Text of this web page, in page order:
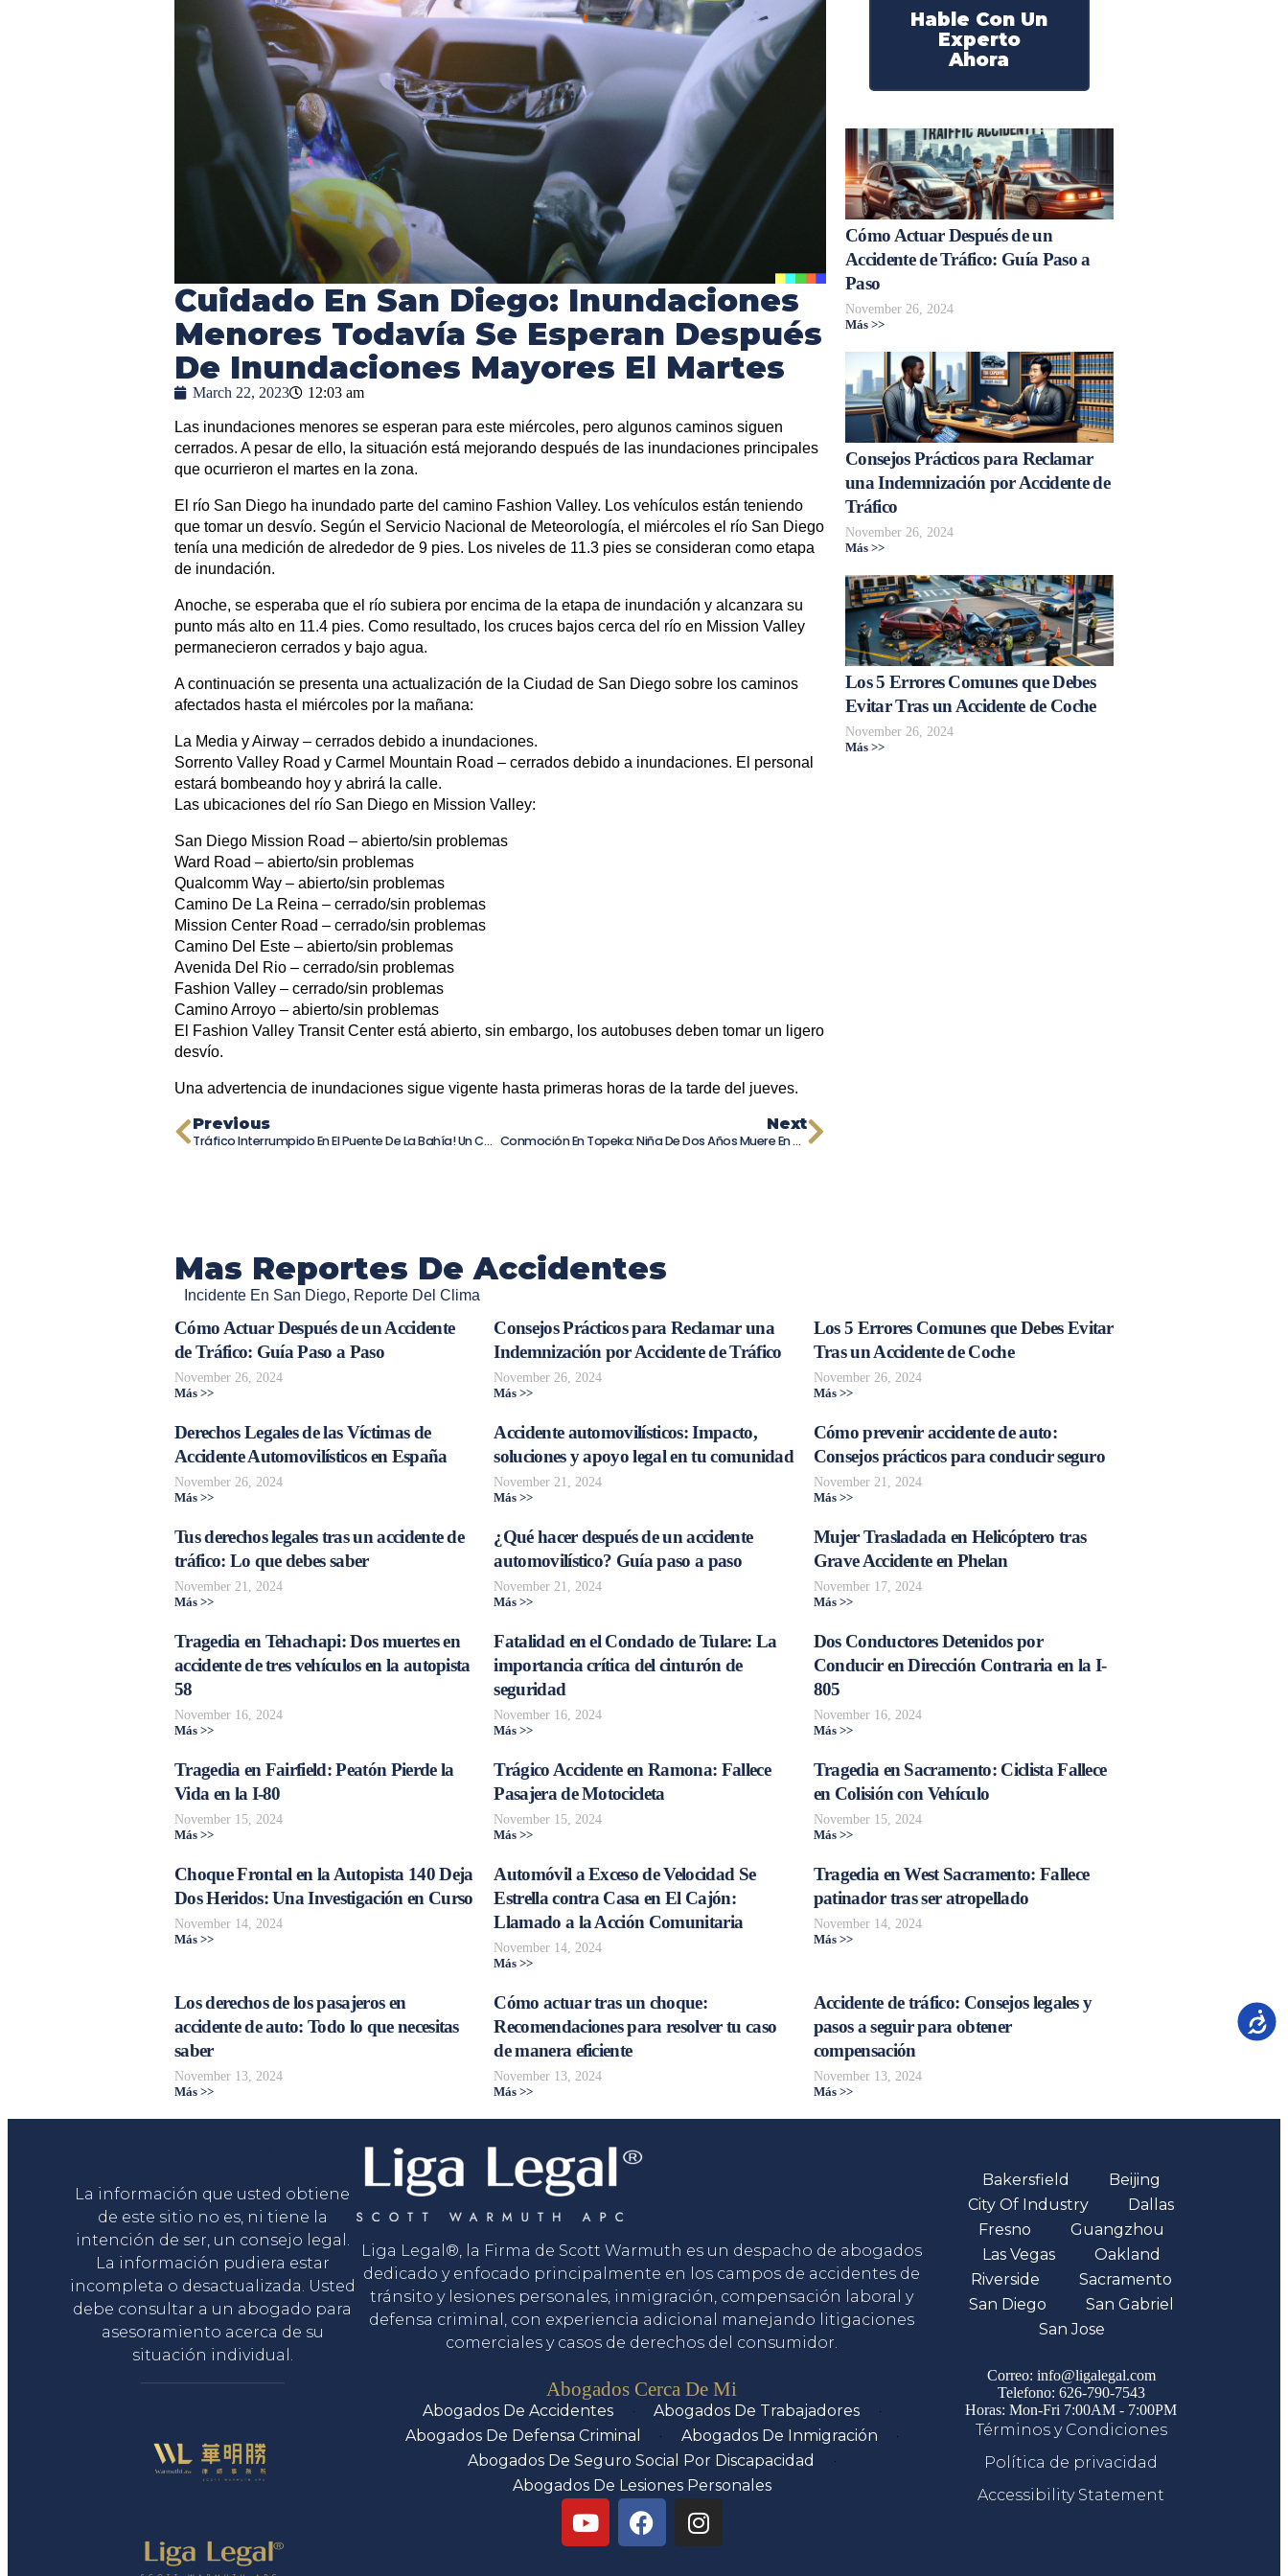
Cuidado En San Diego: Inundaciones
Menores Todavía Se Esperan Después
De Inundaciones Mayores El Martes
March 22, 2023 12:03 am
Las inundaciones menores se esperan para este miércoles, pero algunos caminos siguen
cerrados. A pesar de ello, la situación está mejorando después de las inundaciones principales
que ocurrieron el martes en la zona.
El río San Diego ha inundado parte del camino Fashion Valley. Los vehículos están teniendo
que tomar un desvío. Según el Servicio Nacional de Meteorología, el miércoles el río San Diego
tenía una medición de alrededor de 9 pies. Los niveles de 11.3 pies se consideran como etapa
de inundación.
Anoche, se esperaba que el río subiera por encima de la etapa de inundación y alcanzara su
punto más alto en 11.4 pies. Como resultado, los cruces bajos cerca del río en Mission Valley
permanecieron cerrados y bajo agua.
A continuación se presenta una actualización de la Ciudad de San Diego sobre los caminos
afectados hasta el miércoles por la mañana:
La Media y Airway – cerrados debido a inundaciones.
Sorrento Valley Road y Carmel Mountain Road – cerrados debido a inundaciones. El personal
estará bombeando hoy y abrirá la calle.
Las ubicaciones del río San Diego en Mission Valley:
San Diego Mission Road – abierto/sin problemas
Ward Road – abierto/sin problemas
Qualcomm Way – abierto/sin problemas
Camino De La Reina – cerrado/sin problemas
Mission Center Road – cerrado/sin problemas
Camino Del Este – abierto/sin problemas
Avenida Del Rio – cerrado/sin problemas
Fashion Valley – cerrado/sin problemas
Camino Arroyo – abierto/sin problemas
El Fashion Valley Transit Center está abierto, sin embargo, los autobuses deben tomar un ligero
desvío.
Una advertencia de inundaciones sigue vigente hasta primeras horas de la tarde del jueves.
Previous
Tráfico Interrumpido En El Puente De La Bahía! Un Camión Vuelca Debido A Fuertes Vientos
Next
Conmoción En Topeka: Niña De Dos Años Muere En Accidente De Tráfico
Hable Con Un
Experto
Ahora
Cómo Actuar Después de un
Accidente de Tráfico: Guía Paso a
Paso
November 26, 2024
Más >>
Consejos Prácticos para Reclamar
una Indemnización por Accidente de
Tráfico
November 26, 2024
Más >>
Los 5 Errores Comunes que Debes
Evitar Tras un Accidente de Coche
November 26, 2024
Más >>
Mas Reportes De Accidentes
Incidente En San Diego, Reporte Del Clima
Cómo Actuar Después de un Accidente
de Tráfico: Guía Paso a Paso
November 26, 2024
Más >>
Consejos Prácticos para Reclamar una
Indemnización por Accidente de Tráfico
November 26, 2024
Más >>
Los 5 Errores Comunes que Debes Evitar
Tras un Accidente de Coche
November 26, 2024
Más >>
Derechos Legales de las Víctimas de
Accidente Automovilísticos en España
November 26, 2024
Más >>
Accidente automovilísticos: Impacto,
soluciones y apoyo legal en tu comunidad
November 21, 2024
Más >>
Cómo prevenir accidente de auto:
Consejos prácticos para conducir seguro
November 21, 2024
Más >>
Tus derechos legales tras un accidente de
tráfico: Lo que debes saber
November 21, 2024
Más >>
¿Qué hacer después de un accidente
automovilístico? Guía paso a paso
November 21, 2024
Más >>
Mujer Trasladada en Helicóptero tras
Grave Accidente en Phelan
November 17, 2024
Más >>
Tragedia en Tehachapi: Dos muertes en
accidente de tres vehículos en la autopista
58
November 16, 2024
Más >>
Fatalidad en el Condado de Tulare: La
importancia crítica del cinturón de
seguridad
November 16, 2024
Más >>
Dos Conductores Detenidos por
Conducir en Dirección Contraria en la I-
805
November 16, 2024
Más >>
Tragedia en Fairfield: Peatón Pierde la
Vida en la I-80
November 15, 2024
Más >>
Trágico Accidente en Ramona: Fallece
Pasajera de Motocicleta
November 15, 2024
Más >>
Tragedia en Sacramento: Ciclista Fallece
en Colisión con Vehículo
November 15, 2024
Más >>
Choque Frontal en la Autopista 140 Deja
Dos Heridos: Una Investigación en Curso
November 14, 2024
Más >>
Automóvil a Exceso de Velocidad Se
Estrella contra Casa en El Cajón:
Llamado a la Acción Comunitaria
November 14, 2024
Más >>
Tragedia en West Sacramento: Fallece
patinador tras ser atropellado
November 14, 2024
Más >>
Los derechos de los pasajeros en
accidente de auto: Todo lo que necesitas
saber
November 13, 2024
Más >>
Cómo actuar tras un choque:
Recomendaciones para resolver tu caso
de manera eficiente
November 13, 2024
Más >>
Accidente de tráfico: Consejos legales y
pasos a seguir para obtener
compensación
November 13, 2024
Más >>
La información que usted obtiene
de este sitio no es, ni tiene la
intención de ser, un consejo legal.
La información pudiera estar
incompleta o desactualizada. Usted
debe consultar a un abogado para
asesoramiento acerca de su
situación individual.
Liga Legal®, la Firma de Scott Warmuth es un despacho de abogados
dedicado y enfocado principalmente en los campos de accidentes de
tránsito y lesiones personales, inmigración, compensación laboral y
defensa criminal, con experiencia adicional manejando litigaciones
comerciales y casos de derechos del consumidor.
Abogados Cerca De Mi
Abogados De Accidentes
Abogados De Trabajadores
Abogados De Defensa Criminal
Abogados De Inmigración
Abogados De Seguro Social Por Discapacidad
Abogados De Lesiones Personales
Bakersfield
Beijing
City Of Industry
Dallas
Fresno
Guangzhou
Las Vegas
Oakland
Riverside
Sacramento
San Diego
San Gabriel
San Jose
Correo: info@ligalegal.com
Telefono: 626-790-7543
Horas: Mon-Fri 7:00AM - 7:00PM
Términos y Condiciones
Política de privacidad
Accessibility Statement